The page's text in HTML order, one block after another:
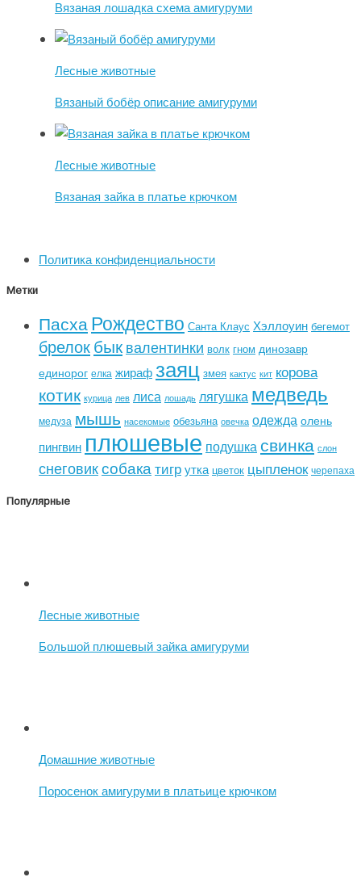
Вязаная лошадка схема амигуруми
Лесные животные
Вязаный бобёр описание амигуруми
Лесные животные
Вязаная зайка в платье крючком
Политика конфиденциальности
Метки
ПасхаРождество Санта Клаус Хэллоуин бегемот
брелокбыквалентинки волк гном динозавр
единорог елка жирафзаяц змея кактус кит корова
котик курица лев лиса лошадь лягушка медведь
медуза мышь насекомые обезьяна овечка одежда олень
пингвин плюшевые подушка свинка слон
снеговиксобака тигрутка цветок цыпленок черепаха
Популярные
Лесные животные
Большой плюшевый зайка амигуруми
Домашние животные
Поросенок амигуруми в платьице крючком